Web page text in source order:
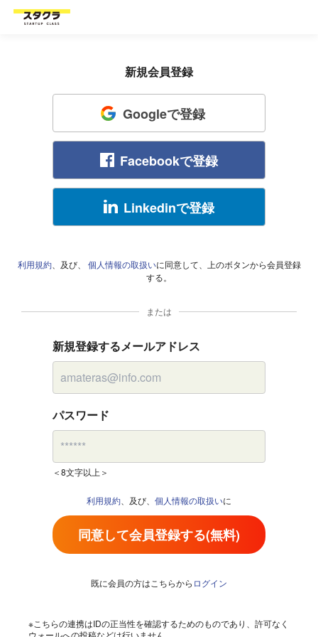
新規会員登録
Googleで登録
Facebookで登録
Linkedinで登録
利用規約、及び、 個人情報の取扱いに同意して、上のボタンから会員登録
する。
または
新規登録するメールアドレス
パスワード
＜8文字以上＞
利用規約 、及び、 個人情報の取扱いに
同意して会員登録する(無料)
既に会員の方はこちらから ログイン
※こちらの連携はIDの正当性を確認するためのものであり、許可なく
ウォールへの投稿などは行いません。